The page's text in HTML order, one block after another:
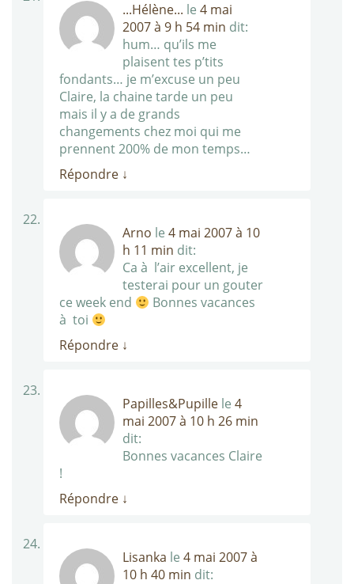
...Hélène... le 4 mai
2007 à 9 h 54 min dit:
hum… qu’ils me
plaisent tes p’tits
fondants… je m’excuse un peu
Claire, la chaine tarde un peu
mais il y a de grands
changements chez moi qui me
prennent 200% de mon temps…
Répondre ↓
Arno le 4 mai 2007 à 10
h 11 min dit:
Ca à l’air excellent, je
testerai pour un gouter
ce week end
Bonnes vacances
à toi
Répondre ↓
Papilles&Pupille le 4
mai 2007 à 10 h 26 min
dit:
Bonnes vacances Claire
!
Répondre ↓
Lisanka le 4 mai 2007 à
10 h 40 min dit: